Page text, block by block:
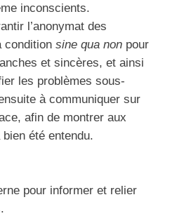
inconscients.
l’anonymat des
condition sine qua non pour
et sincères, et ainsi
les problèmes sous-
à communiquer sur
afin de montrer aux
été entendu.
pour informer et relier